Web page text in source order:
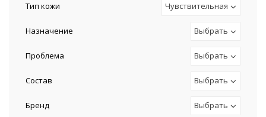
Тип кожи Чувствительная
Назначение Выбрать
Проблема Выбрать
Состав Выбрать
Бренд Выбрать